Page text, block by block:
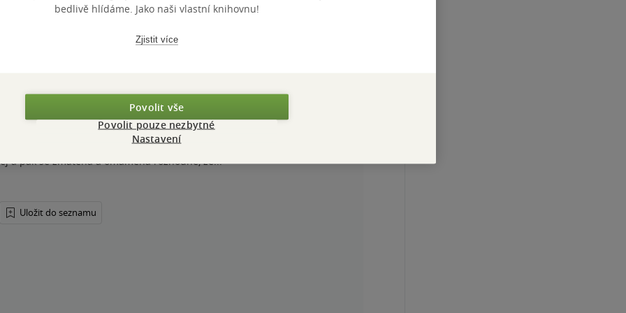
modrookého boha sexu, obrátí se její život vzhůru nohama.
a pak se zmatená a omámená rozhodne, že...
Uložit do seznamu
bedlivě hlídáme. Jako naši vlastní knihovnu!
Zjistit více
Povolit vše
Povolit pouze nezbytné
Nastavení